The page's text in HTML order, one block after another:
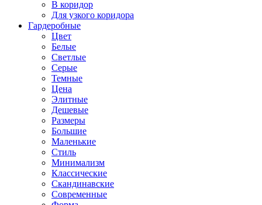
В коридор
Для узкого коридора
Гардеробные
Цвет
Белые
Светлые
Серые
Темные
Цена
Элитные
Дешевые
Размеры
Большие
Маленькие
Стиль
Минимализм
Классические
Скандинавские
Современные